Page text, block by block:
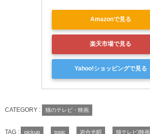
Amazonで見る
楽天市場で見る
Yahoo!ショッピングで見る
CATEGORY : 猫のテレビ・映画
TAG : pickup topic 岩合光昭 猫テレビ/映画